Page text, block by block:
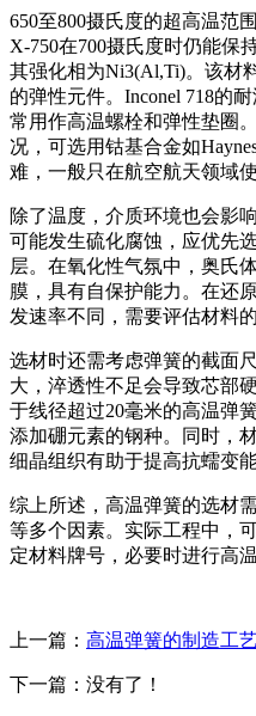
650至800摄氏度的超高温范
X-750在700摄氏度时仍能保
其强化相为Ni3(Al,Ti)。该材
的弹性元件。Inconel 718的
常用作高温螺栓和弹性垫圈
况，可选用钴基合金如
难，一般只在航空航天领域使
除了温度，介质环境也会影
可能发生硫化腐蚀，应优先
层。在氧化性气氛中，奥氏
膜，具有自保护能力。在还
发速率不同，需要评估材料
选材时还需考虑弹簧的截面
大，淬透性不足会导致芯部
于线径超过20毫米的高温弹
添加硼元素的钢种。同时，
细晶组织有助于提高抗蠕变能
综上所述，高温弹簧的选材
等多个因素。实际工程中，
定材料牌号，必要时进行高
上一篇： 高温弹簧的制造工
下一篇：没有了！